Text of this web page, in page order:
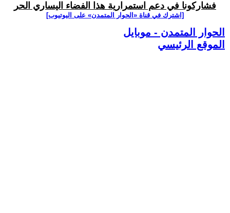
فشاركونا في دعم استمرارية هذا الفضاء اليساري الحر
[اشترك في قناة ‫«الحوار المتمدن» على اليوتيوب]
الحوار المتمدن - موبايل
الموقع الرئيسي